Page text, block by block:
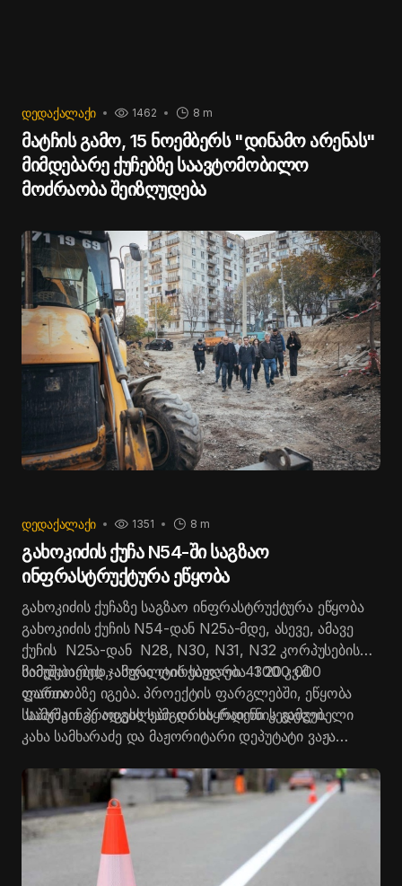
ᲓᲔᲓᲐᲥᲐᲚᲐᲥᲘ 8 m
1462
მატჩის გამო, 15 ნოემბერს "დინამო არენას"
მიმდებარე ქუჩებზე საავტომობილო
მოძრაობა შეიზღუდება
ᲓᲔᲓᲐᲥᲐᲚᲐᲥᲘ 8 m
1351
გახოკიძის ქუჩა N54-ში საგზაო
ინფრასტრუქტურა ეწყობა
გახოკიძის ქუჩაზე საგზაო ინფრასტრუქტურა ეწყობა
გახოკიძის ქუჩის N54-დან N25ა-მდე, ასევე, ამავე
ქუჩის N25ა-დან N28, N30, N31, N32 კორპუსების
მიმდებარედ, ასფალტის საფარი 4300 კვ.მ
ფართობზე იგება. პროექტის ფარგლებში, ეწყობა
საპარკინგე ადგილები და საყრდენი კედელი.
სამუშაოების ჯამური ღირებულება 1 200 000
ლარია.
სამუშაო პროცესს სამგორის რაიონის გამგებელი
კახა სამხარაძე და მაჟორიტარი დეპუტატი ვაჟა